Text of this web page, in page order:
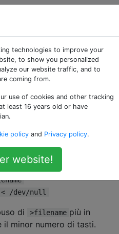
di tre metodi per
< /dev/null
di >filename più in
il minor numero di tasti.
technologies to improve your
to show you personalized
our website traffic, and to
coming from.
use of cookies and other tracking
least 16 years old or have
policy and Privacy policy.
website!